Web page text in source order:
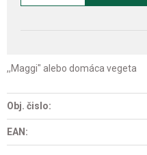
,,Maggi" alebo domáca vegeta
Obj. čislo:
EAN: